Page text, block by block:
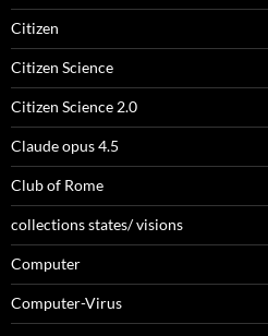
Citizen
Citizen Science
Citizen Science 2.0
Claude opus 4.5
Club of Rome
collections states/ visions
Computer
Computer-Virus